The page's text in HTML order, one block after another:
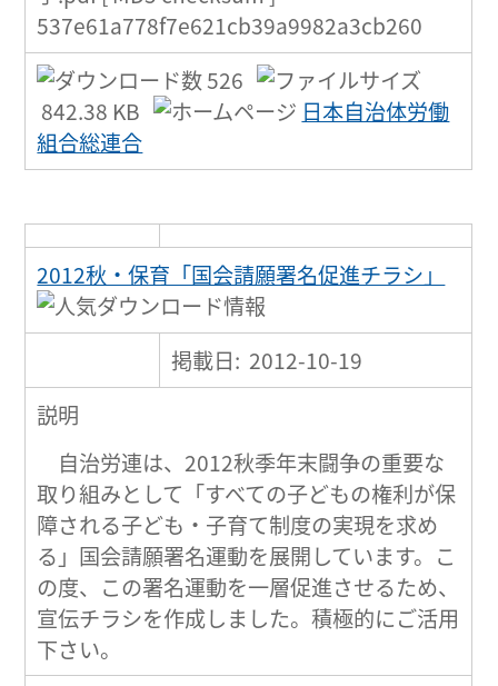
537e61a778f7e621cb39a9982a3cb260
526
842.38 KB
日本自治体労働
組合総連合
2012秋・保育「国会請願署名促進チラシ」
掲載日: 2012-10-19
説明
自治労連は、2012秋季年末闘争の重要な
取り組みとして「すべての子どもの権利が保
障される子ども・子育て制度の実現を求め
る」国会請願署名運動を展開しています。こ
の度、この署名運動を一層促進させるため、
宣伝チラシを作成しました。積極的にご活用
下さい。